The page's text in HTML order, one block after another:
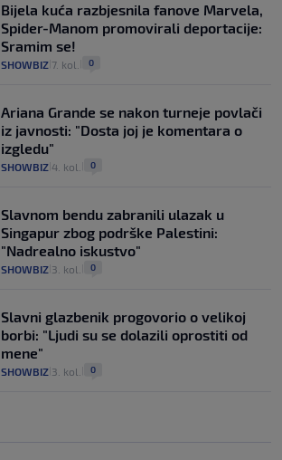
Bijela kuća razbjesnila fanove Marvela,
Spider-Manom promovirali deportacije:
Sramim se!
SHOWBIZ 7. kol. 0
Ariana Grande se nakon turneje povlači
iz javnosti: "Dosta joj je komentara o
izgledu"
SHOWBIZ 4. kol. 0
Slavnom bendu zabranili ulazak u
Singapur zbog podrške Palestini:
"Nadrealno iskustvo"
SHOWBIZ 3. kol. 0
Slavni glazbenik progovorio o velikoj
borbi: "Ljudi su se dolazili oprostiti od
mene"
SHOWBIZ 3. kol. 0